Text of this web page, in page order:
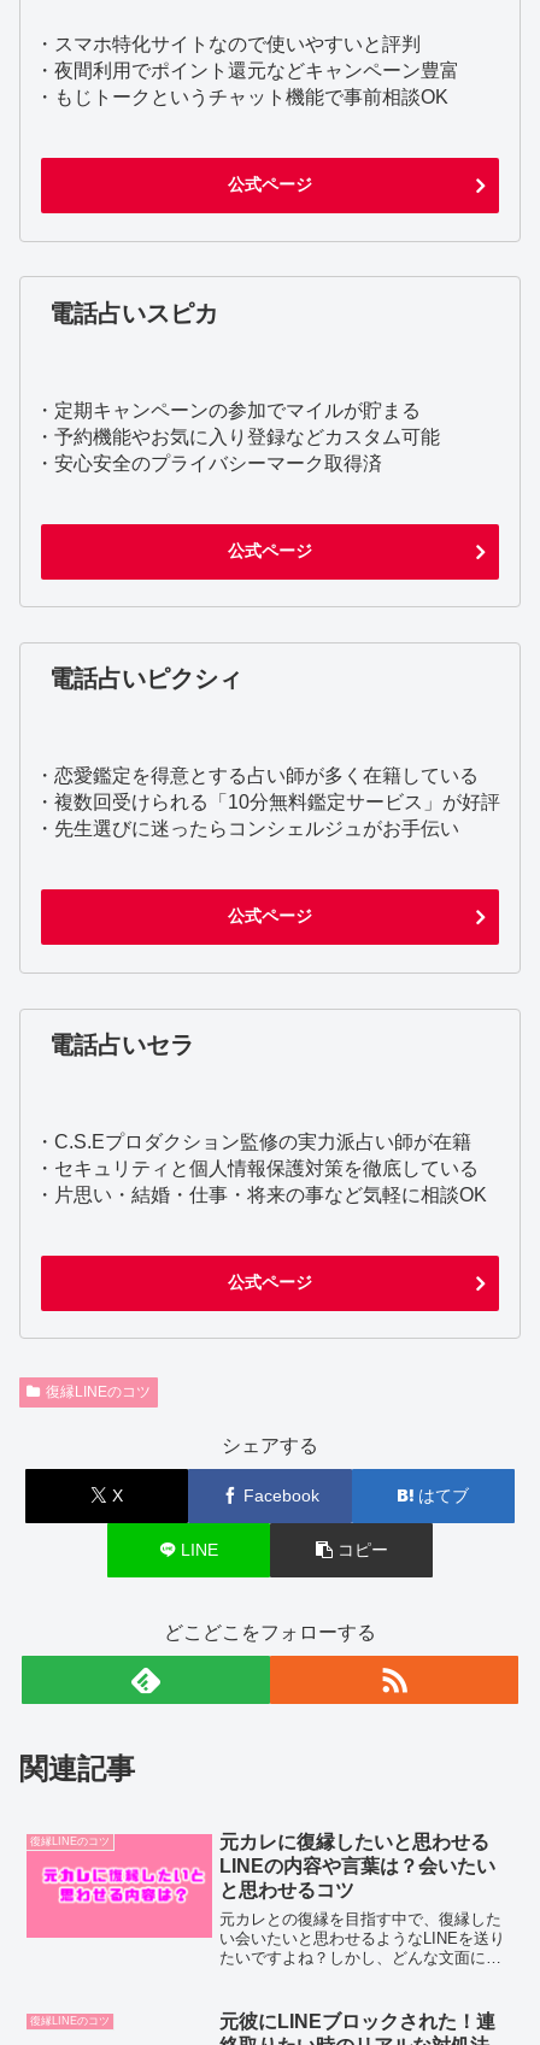
・スマホ特化サイトなので使いやすいと評判
・夜間利用でポイント還元などキャンペーン豊富
・もじトークというチャット機能で事前相談OK
公式ページ
電話占いスピカ
・定期キャンペーンの参加でマイルが貯まる
・予約機能やお気に入り登録などカスタム可能
・安心安全のプライバシーマーク取得済
公式ページ
電話占いピクシィ
・恋愛鑑定を得意とする占い師が多く在籍している
・複数回受けられる「10分無料鑑定サービス」が好評
・先生選びに迷ったらコンシェルジュがお手伝い
公式ページ
電話占いセラ
・C.S.Eプロダクション監修の実力派占い師が在籍
・セキュリティと個人情報保護対策を徹底している
・片思い・結婚・仕事・将来の事など気軽に相談OK
公式ページ
復縁LINEのコツ
シェアする
X Facebook はてブ
LINE コピー
どこどこをフォローする
関連記事
復縁LINEのコツ
元カレに復縁したいと思わせる
LINEの内容や言葉は？会いたい
と思わせるコツ
元カレとの復縁を目指す中で、復縁した
い会いたいと思わせるようなLINEを送り
たいですよね？しかし、どんな文面にし
まったら逆効果ですし、クールな女性を
演じすぎても離れてし...
復縁LINEのコツ
元彼にLINEブロックされた！連